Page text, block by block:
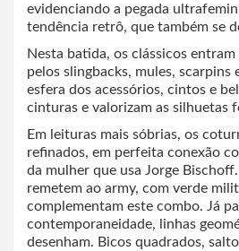
evidenciando a pegada
tendência retrô, que também se
Nesta batida, os clássicos entram
pelos slingbacks, mules, scarpins
esfera dos acessórios, cintos e
cinturas e valorizam as silhuetas
Em leituras mais sóbrias, os
refinados, em perfeita conexão
da mulher que usa Jorge
remetem ao army, com verde
complementam este combo. Já
contemporaneidade, linhas
desenham. Bicos quadrados,